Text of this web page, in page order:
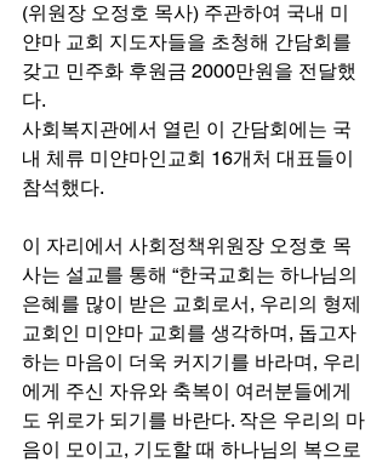
(위원장 오정호 목사) 주관하여 국내 미
얀마 교회 지도자들을 초청해 간담회를
갖고 민주화 후원금 2000만원을 전달했
다.
사회복지관에서 열린 이 간담회에는 국
내 체류 미얀마인교회 16개처 대표들이
참석했다.
이 자리에서 사회정책위원장 오정호 목
사는 설교를 통해 “한국교회는 하나님의
은혜를 많이 받은 교회로서, 우리의 형제
교회인 미얀마 교회를 생각하며, 돕고자
하는 마음이 더욱 커지기를 바라며, 우리
에게 주신 자유와 축복이 여러분들에게
도 위로가 되기를 바란다. 작은 우리의 마
음이 모이고, 기도할 때 하나님의 복으로